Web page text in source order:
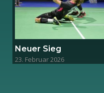
Neuer Sieg
23. Februar 2026